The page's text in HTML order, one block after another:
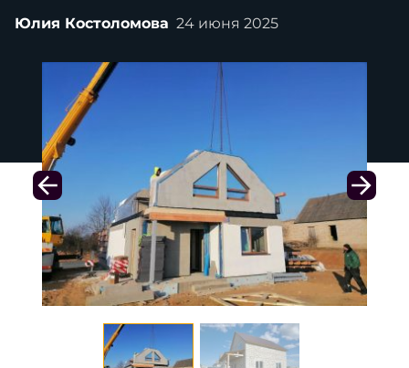
Юлия Костоломова 24 июня 2025